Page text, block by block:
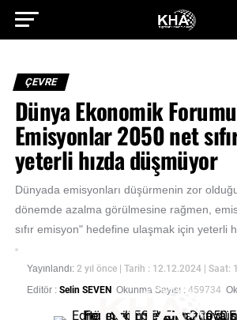
ÇEVRE
Dünya Ekonomik
Emisyonlar 2050 net
yeterli hızda düşmüyor
Dünyada emisyonları düşürmenin zor
dönemde azalma görülmesine rağmen,
sıfır emisyon" hedefine ulaşmak için yeterli
Yayınlandı: 2 yıl önce
| Tarih : 12.12.2024 | Saat:
Editör : Selin SEVEN Okunma Sayısı : 459734